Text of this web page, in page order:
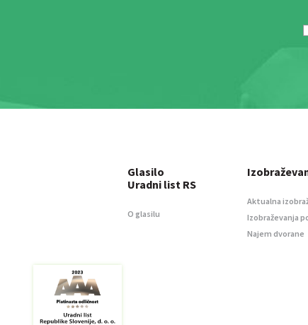
Glasilo
Uradni list RS
O glasilu
Aktualna
Izobraževanja
Najem dvorane